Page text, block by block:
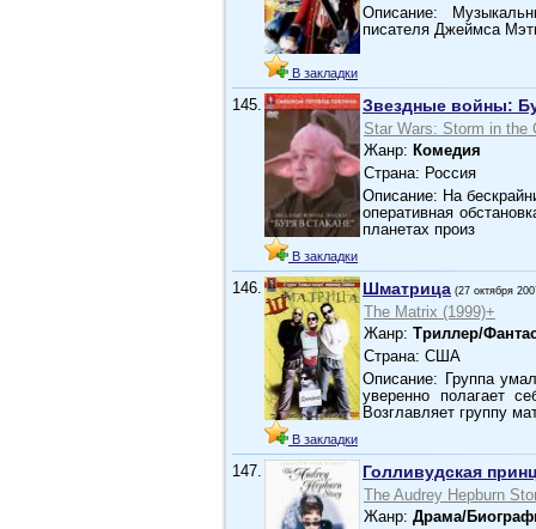
В закладки
Описание:
писателя Джеймса
145.
В закладки
Звездные войны:
Star Wars: Storm in the
Жанр: Комедия
Страна: Россия
Описание: На
оперативная
планетах произ
146.
В закладки
Шматрица (27 октября
The Matrix (1999)+
Жанр: Триллер/
Страна: США
Описание: Группа
уверенно полагает
Возглавляет группу
147. Голливудская
The Audrey Hepburn
Жанр: Драма/